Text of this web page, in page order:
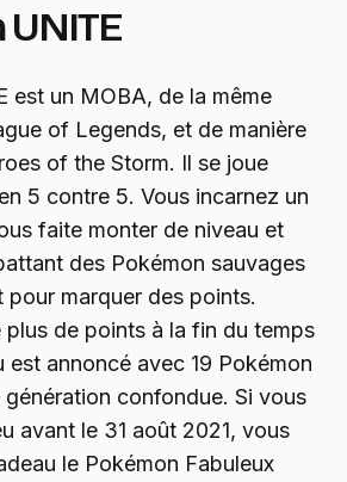
est un MOBA, de la même
of Legends, et de manière
of the Storm. Il se joue
5 contre 5. Vous incarnez un
faite monter de niveau et
des Pokémon sauvages
pour marquer des points.
plus de points à la fin du temps
est annoncé avec 19 Pokémon
confondue. Si vous
avant le 31 août 2021, vous
le Pokémon Fabuleux